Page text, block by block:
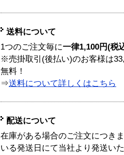
送料について
1つのご注文毎に一律1,100円(税
※売掛取引(後払い)のお客様は
無料！
⇒送料について詳しくはこちら
配送について
在庫がある場合のご注文につき
いる発送日にて当社より発送い